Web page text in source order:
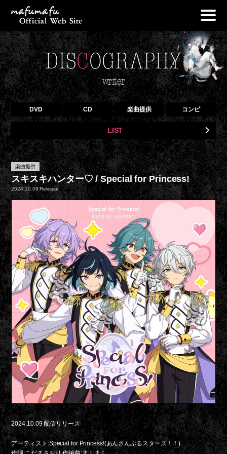
NEWS
PROFILE
LIVE
DISCOGRAPHY
OFF VOCAL
GOODS
BLOG
CONTACT
DISCOGRAPHY
writer
DVD CD 楽曲提供 コンピ
LIST
楽曲提供
スキスキハンター♡ / Special for Princess!
2024.10.09 Release
2024.10.09 配信リリース
アーティスト:Special for Princess!(あんさんぶるスターズ！！)